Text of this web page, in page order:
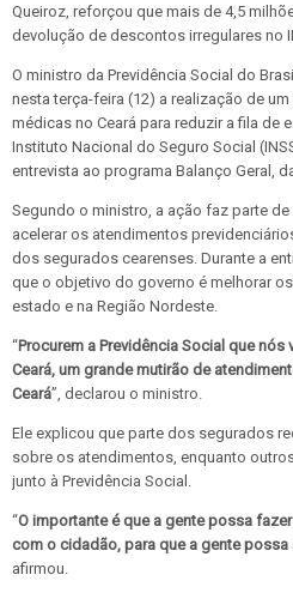
Queiroz, reforçou que mais de 4,5
devolução de descontos irregulares no
O ministro da Previdência Social do
nesta terça-feira (12) a realização de
médicas no Ceará para reduzir a fila de
Instituto Nacional do Seguro Social
entrevista ao programa Balanço Geral,
Segundo o ministro, a ação faz parte
acelerar os atendimentos
dos segurados cearenses. Durante a
que o objetivo do governo é melhorar
estado e na Região Nordeste.
“Procurem a Previdência Social que
Ceará, um grande mutirão de
Ceará”, declarou o ministro.
Ele explicou que parte dos segurados
sobre os atendimentos, enquanto
junto à Previdência Social.
“O importante é que a gente possa
com o cidadão, para que a gente
afirmou.